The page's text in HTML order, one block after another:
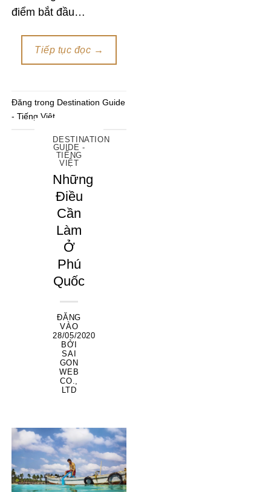
điểm bắt đầu…
Tiếp tục đọc →
Đăng trong Destination Guide
- Tiếng Việt
DESTINATION
GUIDE -
TIẾNG
VIỆT
Những
Điều
Cần
Làm
Ở
Phú
Quốc
ĐĂNG
VÀO
28/05/2020
BỞI
SAI
GON
WEB
CO.,
LTD